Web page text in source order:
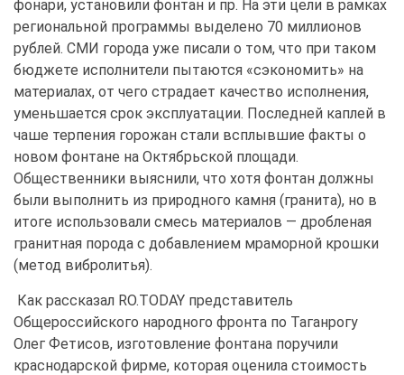
фонари, установили фонтан и пр. На эти цели в рамках
региональной программы выделено 70 миллионов
рублей. СМИ города уже писали о том, что при таком
бюджете исполнители пытаются «сэкономить» на
материалах, от чего страдает качество исполнения,
уменьшается срок эксплуатации. Последней каплей в
чаше терпения горожан стали всплывшие факты о
новом фонтане на Октябрьской площади.
Общественники выяснили, что хотя фонтан должны
были выполнить из природного камня (гранита), но в
итоге использовали смесь материалов — дробленая
гранитная порода с добавлением мраморной крошки
(метод вибролитья).
Как рассказал RO.TODAY представитель
Общероссийского народного фронта по Таганрогу
Олег Фетисов, изготовление фонтана поручили
краснодарской фирме, которая оценила стоимость